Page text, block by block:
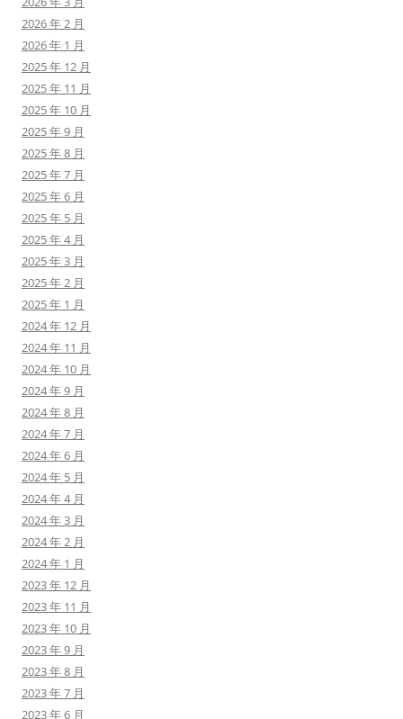
2026 年 2 月
2026 年 1 月
2025 年 12 月
2025 年 11 月
2025 年 10 月
2025 年 9 月
2025 年 8 月
2025 年 7 月
2025 年 6 月
2025 年 5 月
2025 年 4 月
2025 年 3 月
2025 年 2 月
2025 年 1 月
2024 年 12 月
2024 年 11 月
2024 年 10 月
2024 年 9 月
2024 年 8 月
2024 年 7 月
2024 年 6 月
2024 年 5 月
2024 年 4 月
2024 年 3 月
2024 年 2 月
2024 年 1 月
2023 年 12 月
2023 年 11 月
2023 年 10 月
2023 年 9 月
2023 年 8 月
2023 年 7 月
2023 年 6 月